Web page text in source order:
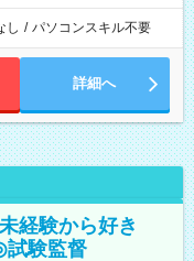
し / パソコンスキル不要
詳細へ
経験から好き
試験監督